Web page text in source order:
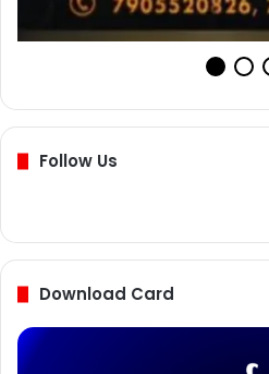
Follow Us
Download Card